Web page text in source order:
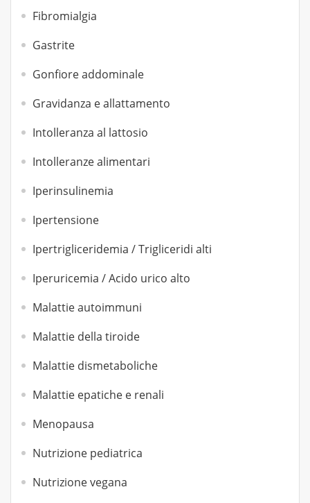
Fibromialgia
Gastrite
Gonfiore addominale
Gravidanza e allattamento
Intolleranza al lattosio
Intolleranze alimentari
Iperinsulinemia
Ipertensione
Ipertrigliceridemia / Trigliceridi alti
Iperuricemia / Acido urico alto
Malattie autoimmuni
Malattie della tiroide
Malattie dismetaboliche
Malattie epatiche e renali
Menopausa
Nutrizione pediatrica
Nutrizione vegana